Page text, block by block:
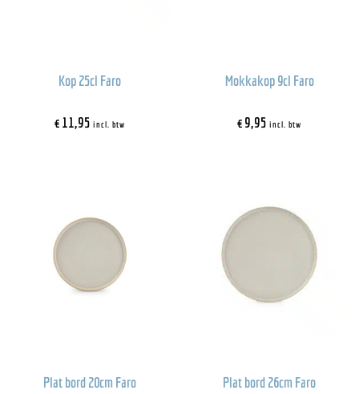
Kop 25cl Faro
€11,95 incl. btw
Mokkakop 9cl Faro
€9,95 incl. btw
Plat bord 20cm Faro Plat bord 26cm Faro